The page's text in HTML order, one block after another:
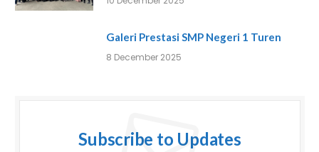
Galeri Prestasi SMP Negeri 1 Turen
8 December 2025
Subscribe to Updates